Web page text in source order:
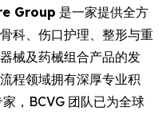
Group 是一家提供全方
科、伤口护理、整形与重
械及药械组合产品的发
程领域拥有深厚专业积
，BCVG 团队已为全球